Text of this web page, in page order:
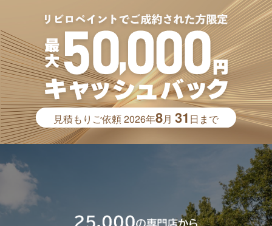
見積もりご依頼2026年8月31 日まで